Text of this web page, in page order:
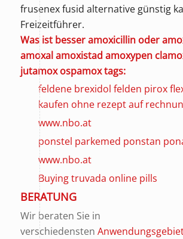
frusenex fusid alternative günstig
Freizeitführer.
Was ist besser amoxicillin oder
amoxal amoxistad amoxypen
jutamox ospamox tags:
feldene brexidol felden pirox
kaufen ohne rezept auf
www.nbo.at
ponstel parkemed ponstan
www.nbo.at
Buying truvada online pills
BERATUNG
Wir beraten Sie in
verschiedensten